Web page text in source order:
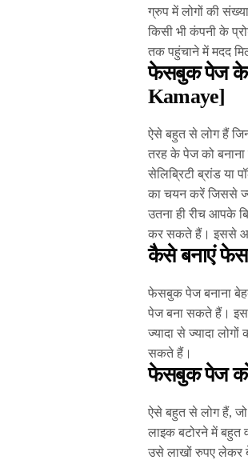
ग्रुप में लोगों की
किसी भी कंपनी के
तक पहुंचाने में मदद
फेसबुक पेज के
Kamaye]
ऐसे बहुत से लोग हैं
तरह के पेज को
सेलिब्रिटी ब्रांड या
का चयन करें जिससे
उतना ही रीच आपके
कर सकते हैं। इससे
कैसे बनाएं
फेसबुक पेज बनाना
पेज बना सकते हैं।
ज्यादा से ज्यादा
सकते हैं।
फेसबुक पेज
ऐसे बहुत से लोग हैं,
लाइक बटोरने में बहुत
उसे लाखों रुपए लेकर